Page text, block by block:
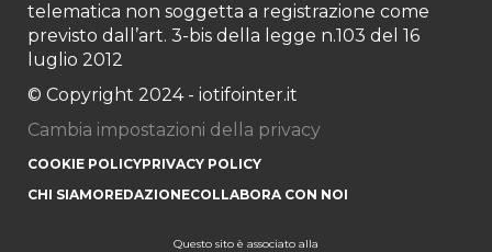
telematica non soggetta a registrazione come
previsto dall’art. 3-bis della legge n.103 del 16
luglio 2012
© Copyright 2024 - iotifointer.it
Cambia impostazioni della privacy
COOKIE POLICYPRIVACY POLICY
CHI SIAMOREDAZIONECOLLABORA CON NOI
Questo sito è associato alla